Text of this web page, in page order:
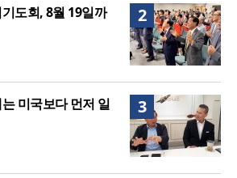
2
도회, 8월 19일까
3
미국보다 먼저 일